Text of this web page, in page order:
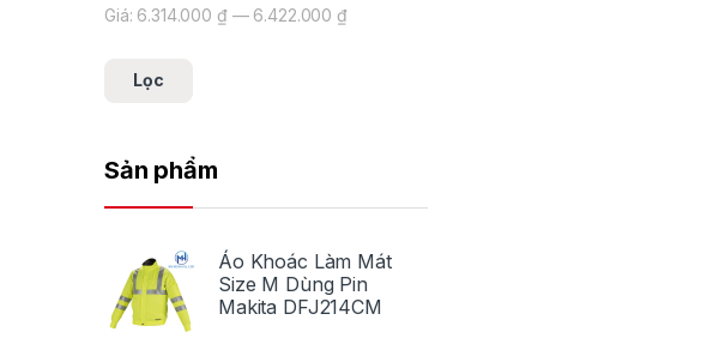
Giá tối thiểu
Giá tối đa
Lọc
Giá: 6.314.000 ₫— 6.422.000 ₫
Sản phẩm
Áo Khoác Làm Mát
Size M Dùng Pin
Makita DFJ214CM